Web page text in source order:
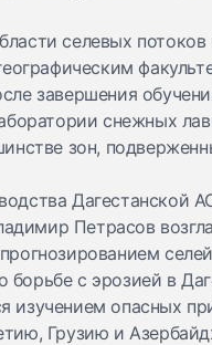
селевых потоков
завершения
снежных
зон,
Дагестанской
Петрасов
с эрозией в
изучением опасных
Грузию и